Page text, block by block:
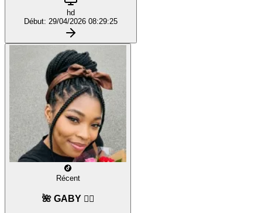
hd
Début: 29/04/2026 08:29:25
Récent
🌺 GABY ❤️‍🔥